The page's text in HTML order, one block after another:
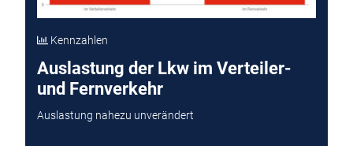
Kennzahlen
Auslastung der Lkw im Verteiler-
und Fernverkehr
Auslastung nahezu unverändert